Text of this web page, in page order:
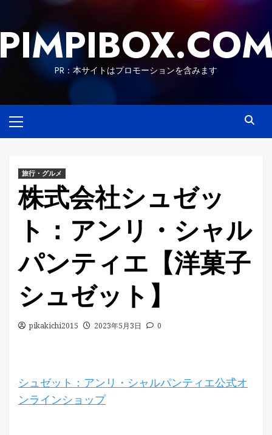
content
PR：本サイトはプロモーションを含みます
Menu
旅行・グルメ
株式会社シュゼッ
ト：アンリ・シャル
パンティエ【洋菓子
シュゼット】
pikakichi2015 2023年5月3日 0
シュゼット：アンリ・シャルパンティエ公式オ
ンラインショップ